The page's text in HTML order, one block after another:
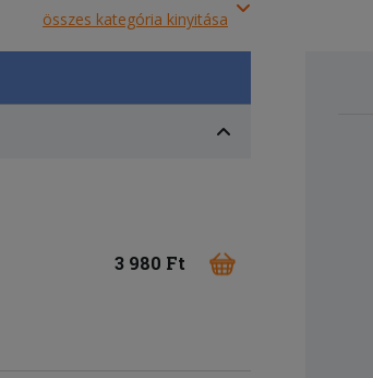
összes kategória kinyitása
3 980 Ft